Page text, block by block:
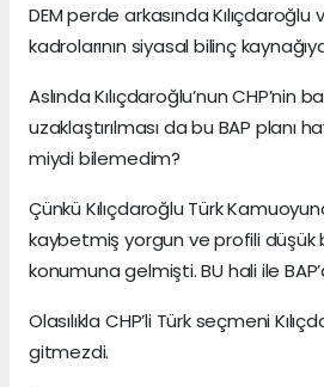
DEM perde arkasında
kadrolarının siyasal bilinç
Aslında Kılıçdaroğlu’nun CHP’nin
uzaklaştırılması da bu BAP planı
miydi bilemedim?
Çünkü Kılıçdaroğlu Türk
kaybetmiş yorgun ve profili düşük
konumuna gelmişti. BU hali ile
Olasılıkla CHP’li Türk seçmeni
gitmezdi.